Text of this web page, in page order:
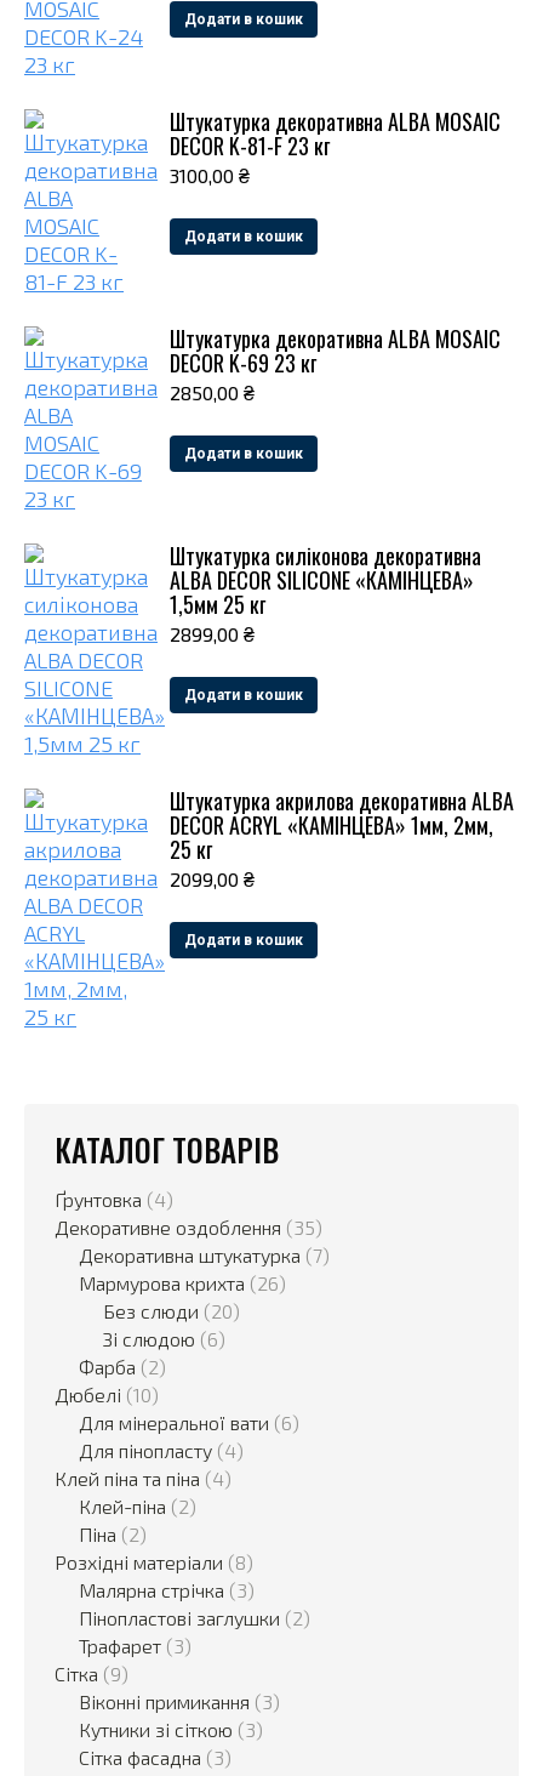
Додати в кошик
Штукатурка декоративна ALBA MOSAIC
DECOR K-81-F 23 кг
3100,00 ₴
Додати в кошик
Штукатурка декоративна ALBA MOSAIC
DECOR K-69 23 кг
2850,00 ₴
Додати в кошик
Штукатурка силіконова декоративна
ALBA DECOR SILICONE «КАМІНЦЕВА»
1,5мм 25 кг
2899,00 ₴
Додати в кошик
Штукатурка акрилова декоративна ALBA
DECOR ACRYL «КАМІНЦЕВА» 1мм, 2мм,
25 кг
2099,00 ₴
Додати в кошик
КАТАЛОГ ТОВАРІВ
Ґрунтовка (4)
Декоративне оздоблення (35)
Декоративна штукатурка (7)
Мармурова крихта (26)
Без слюди (20)
Зі слюдою (6)
Фарба (2)
Дюбелі (10)
Для мінеральної вати (6)
Для пінопласту (4)
Клей піна та піна (4)
Клей-піна (2)
Піна (2)
Розхідні матеріали (8)
Малярна стрічка (3)
Пінопластові заглушки (2)
Трафарет (3)
Сітка (9)
Віконні примикання (3)
Кутники зі сіткою (3)
Сітка фасадна (3)